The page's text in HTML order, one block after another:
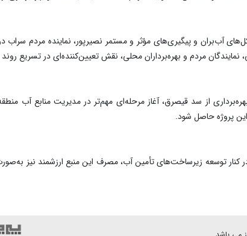
آب‌بران و پیگیری‌های مؤثر و مستمر نصیرپور، نماینده مردم سراب
مردم و بهره‌برداران محلی، نقش تعیین‌کننده‌ای در تسریع
از سد قیصرق، آغاز مرحله‌ای مهم‌تر در مدیریت منابع آب
پروژه حاصل شود.
کنار توسعه زیرساخت‌های تأمین آب، مصرف این منبع ارزشمند نیز